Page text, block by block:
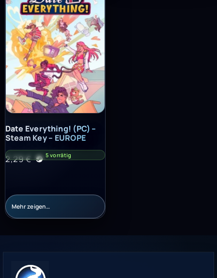
Date Everything! (PC) – Steam Key – EUROPE
Date Everything! (PC) –
Steam Key – EUROPE
2,29€ 5 vorrätig
Mehr zeigen…